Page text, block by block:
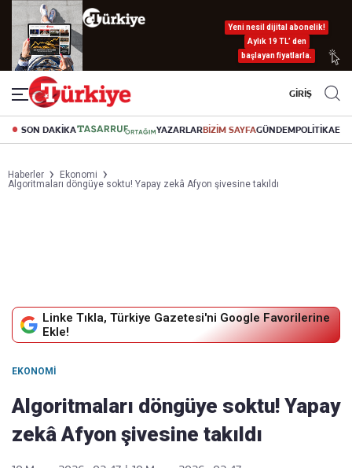
Yeni nesil dijital abonelik!
Aylık 19 TL’ den
başlayan fiyatlarla.
GİRİŞ
SON DAKİKA YAZARLARBİZİM SAYFAGÜNDEMPOLİTİKA
Haberler
Ekonomi
Algoritmaları döngüye soktu! Yapay zekâ Afyon şivesine takıldı
Linke Tıkla, Türkiye Gazetesi'ni Google Favorilerine
Ekle!
EKONOMI
Algoritmaları döngüye soktu! Yapay
zekâ Afyon şivesine takıldı